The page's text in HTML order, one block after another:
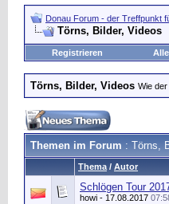
Donau Forum - der Treffpunkt
Törns, Bilder, Videos
Registrieren
Törns, Bilder, Videos Wie
Themen im Forum : Törns,
Thema / Autor
Schlögen Tour
howi - 17.08.2017